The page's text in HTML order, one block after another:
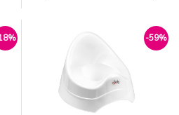
–
Umožňuje koupat dítě ve
výši, která je ergonomická a
šetří záda rodičů. Vlastnosti: -
Univerzální použití – vhodný
pro různé velikosti vaniček
včetně nestandardních -
-59%